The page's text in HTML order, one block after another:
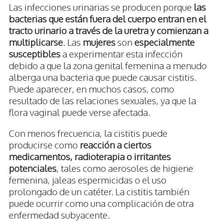
Las infecciones urinarias se producen porque las
bacterias que están fuera del cuerpo entran en el
tracto urinario a través de la uretra y comienzan a
multiplicarse . Las mujeresson especialmente
susceptiblesa experimentar esta infección
debido a que la zona genital femenina a menudo
alberga una bacteria que puede causar cistitis.
Puede aparecer, en muchos casos, como
resultado de las relaciones sexuales, ya que la
flora vaginal puede verse afectada.
Con menos frecuencia, la cistitis puede
producirse como reacción a ciertos
medicamentos, radioterapia o irritantes
potenciales, tales como aerosoles de higiene
femenina, jaleas espermicidas o el uso
prolongado de un catéter. La cistitis también
puede ocurrir como una complicación de otra
enfermedad subyacente.